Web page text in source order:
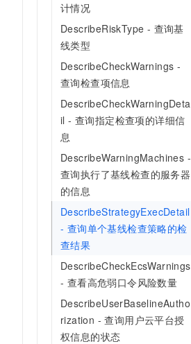
计情况
DescribeRiskType - 查询基
线类型
DescribeCheckWarnings -
查询检查项信息
DescribeCheckWarningDeta
il - 查询指定检查项的详细信
息
DescribeWarningMachines -
查询执行了基线检查的服务器
的信息
DescribeStrategyExecDetail
- 查询单个基线检查策略的检
查结果
DescribeCheckEcsWarnings
- 查看高危弱口令风险数量
DescribeUserBaselineAutho
rization - 查询用户云平台授
权信息的状态